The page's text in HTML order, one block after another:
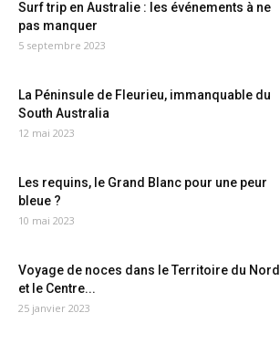
Surf trip en Australie : les événements à ne
pas manquer
5 septembre 2023
La Péninsule de Fleurieu, immanquable du
South Australia
12 mai 2023
Les requins, le Grand Blanc pour une peur
bleue ?
10 mai 2023
Voyage de noces dans le Territoire du Nord
et le Centre...
25 janvier 2023